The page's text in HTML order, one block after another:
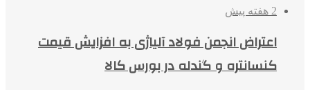
2 هفته پیش
اعتراض انجمن فولاد آلیاژی به افزایش قیمت
کنسانتره و گندله در بورس کالا